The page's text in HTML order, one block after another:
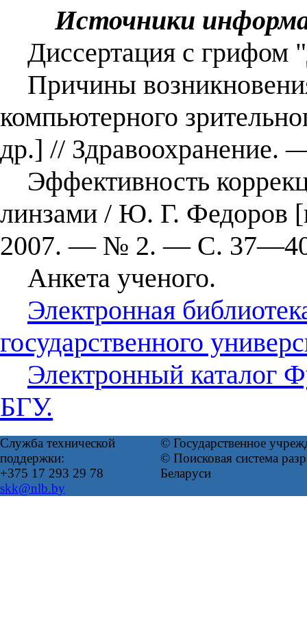
Источники
Диссертация с грифом
Причины
компьютерного
др.] //
Эффективность
линзами / Ю. Г. Федоров
2007. — № 2. — С.
Анкета ученого.
Электронная
государственного
Электронный каталог
БГУ.
Служба технической
поддержки:
+375 17 293 29 78
skk@nlb.by
© Государственное
© Поисковая система
Беларуси